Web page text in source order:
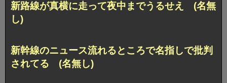
新路線が真横に走って夜中までうるせえ (名無
し)
新幹線のニュース流れるところで名指しで批判
されてる (名無し)